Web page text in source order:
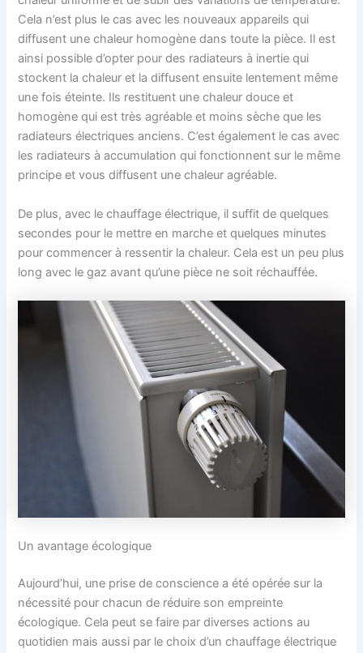
Cela n’est plus le cas avec les nouveaux appareils qui
diffusent une chaleur homogène dans toute la pièce. Il est
ainsi possible d’opter pour des radiateurs à inertie qui
stockent la chaleur et la diffusent ensuite lentement même
une fois éteinte. Ils restituent une chaleur douce et
homogène qui est très agréable et moins sèche que les
radiateurs électriques anciens. C’est également le cas avec
les radiateurs à accumulation qui fonctionnent sur le même
principe et vous diffusent une chaleur agréable.
De plus, avec le chauffage électrique, il suffit de quelques
secondes pour le mettre en marche et quelques minutes
pour commencer à ressentir la chaleur. Cela est un peu plus
long avec le gaz avant qu’une pièce ne soit réchauffée.
Un avantage écologique
Aujourd’hui, une prise de conscience a été opérée sur la
nécessité pour chacun de réduire son empreinte
écologique. Cela peut se faire par diverses actions au
quotidien mais aussi par le choix d’un chauffage électrique